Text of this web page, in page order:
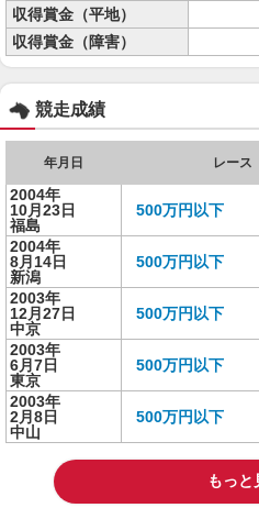
収得賞金（平地）
収得賞金（障害）
競走成績
年月日 レース
2004年
10月23日
福島
500万円以下
2004年
8月14日
新潟
500万円以下
2003年
12月27日
中京
500万円以下
2003年
6月7日
東京
500万円以下
2003年
2月8日
中山
500万円以下
もっと